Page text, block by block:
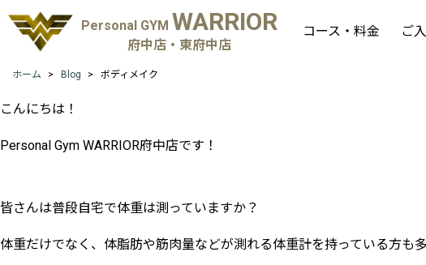
Personal GYM WARRIOR
府中店・東府中店
コース・料金 ご
ホーム Blog ボディメイク
こんにちは！
Personal Gym WARRIOR府中店です！
皆さんは普段自宅で体重は測っていますか？
体重だけでなく、体脂肪や筋肉量などが測れる体重計を持っている方も多